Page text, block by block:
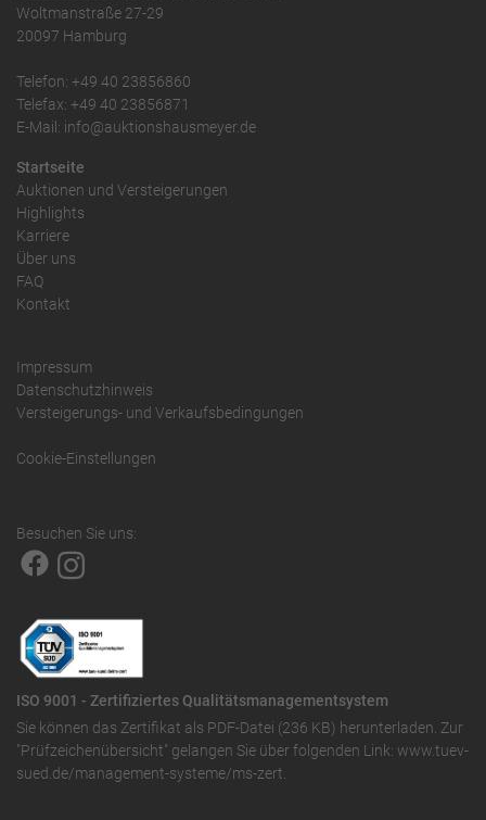
Woltmanstraße 27-29
20097 Hamburg
Telefon: +49 40 23856860
Telefax: +49 40 23856871
E-Mail: info@auktionshausmeyer.de
Startseite
Auktionen und Versteigerungen
Highlights
Karriere
Über uns
FAQ
Kontakt
Impressum
Datenschutzhinweis
Versteigerungs- und Verkaufsbedingungen
Cookie-Einstellungen
Besuchen Sie uns:
ISO 9001 - Zertifiziertes Qualitätsmanagementsystem
Sie können das Zertifikat als PDF-Datei (236 KB) herunterladen. Zur
"Prüfzeichenübersicht" gelangen Sie über folgenden Link: www.tuev-
sued.de/management-systeme/ms-zert